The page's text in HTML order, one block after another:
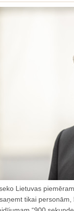
Lietuvas
tikai